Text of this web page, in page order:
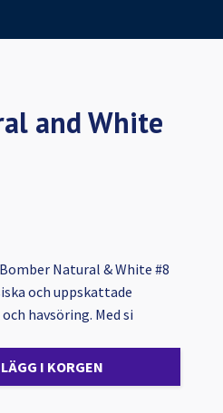
and White
Natural & White #8
och uppskattade
havsöring. Med si
LÄGG I KORGEN